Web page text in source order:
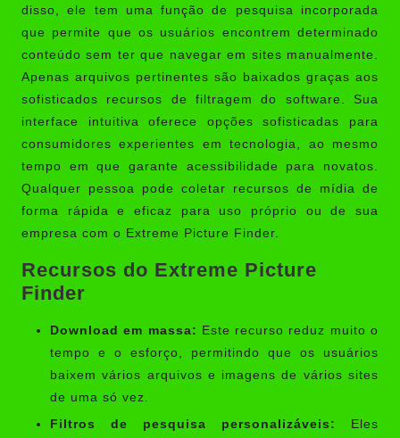
disso, ele tem uma função de pesquisa incorporada
que permite que os usuários encontrem determinado
conteúdo sem ter que navegar em sites manualmente.
Apenas arquivos pertinentes são baixados graças aos
sofisticados recursos de filtragem do software. Sua
interface intuitiva oferece opções sofisticadas para
consumidores experientes em tecnologia, ao mesmo
tempo em que garante acessibilidade para novatos.
Qualquer pessoa pode coletar recursos de mídia de
forma rápida e eficaz para uso próprio ou de sua
empresa com o Extreme Picture Finder.
Recursos do Extreme Picture
Finder
Download em massa: Este recurso reduz muito o
tempo e o esforço, permitindo que os usuários
baixem vários arquivos e imagens de vários sites
de uma só vez.
Filtros de pesquisa personalizáveis:
Eles